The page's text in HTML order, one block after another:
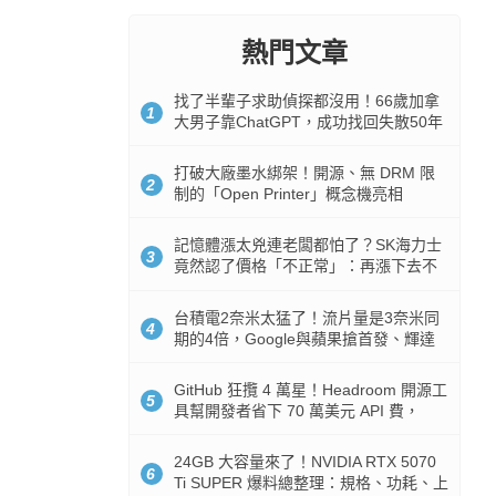
熱門文章
1
找了半輩子求助偵探都沒用！66歲加拿
大男子靠ChatGPT，成功找回失散50年
2
打破大廠墨水綁架！開源、無 DRM 限
制的「Open Printer」概念機亮相
3
記憶體漲太兇連老闆都怕了？SK海力士
竟然認了價格「不正常」：再漲下去不
4
台積電2奈米太猛了！流片量是3奈米同
期的4倍，Google與蘋果搶首發、輝達
5
GitHub 狂攬 4 萬星！Headroom 開源工
具幫開發者省下 70 萬美元 API 費，
6
24GB 大容量來了！NVIDIA RTX 5070
Ti SUPER 爆料總整理：規格、功耗、上